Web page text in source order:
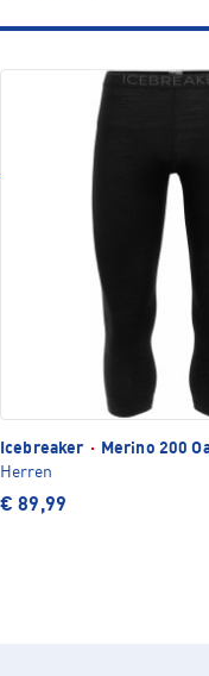
Icebreaker ·
Merino 200
Herren
€ 89,99